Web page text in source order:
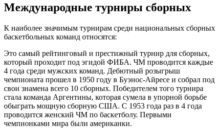
Международные турниры сборных
К наиболее значимым турнирам среди национальных сборных
баскетбольных команд относятся:
Это самый рейтинговый и престижный турнир для сборных,
который проходит под эгидой ФИБА. ЧМ проводится каждые
4 года среди мужских команд. Дебютный розыгрыш
чемпионата прошел в 1950 году в Буэнос-Айресе и собрал под
свои знамена всего 10 сборных. Победителем того турнира
стала команда Аргентины, которая сумела в упорной борьбе
обыграть мощную сборную США. С 1953 года раз в 4 года
проводится женский ЧМ по баскетболу. Первыми
чемпионками мира были американки.